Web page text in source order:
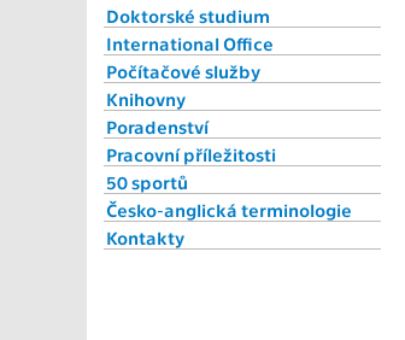
Doktorské studium
International Office
Počítačové služby
Knihovny
Poradenství
Pracovní příležitosti
50 sportů
Česko-anglická terminologie
Kontakty